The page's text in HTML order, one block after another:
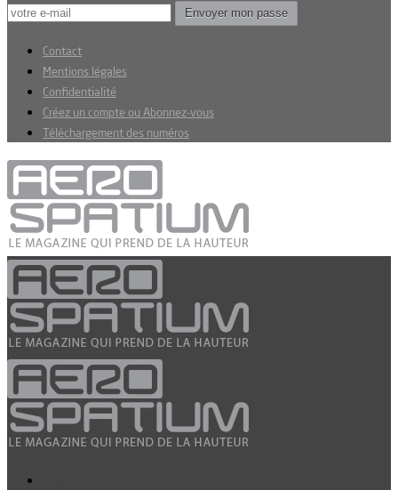
Contact
Mentions légales
Confidentialité
Créez un compte ou Abonnez-vous
Téléchargement des numéros